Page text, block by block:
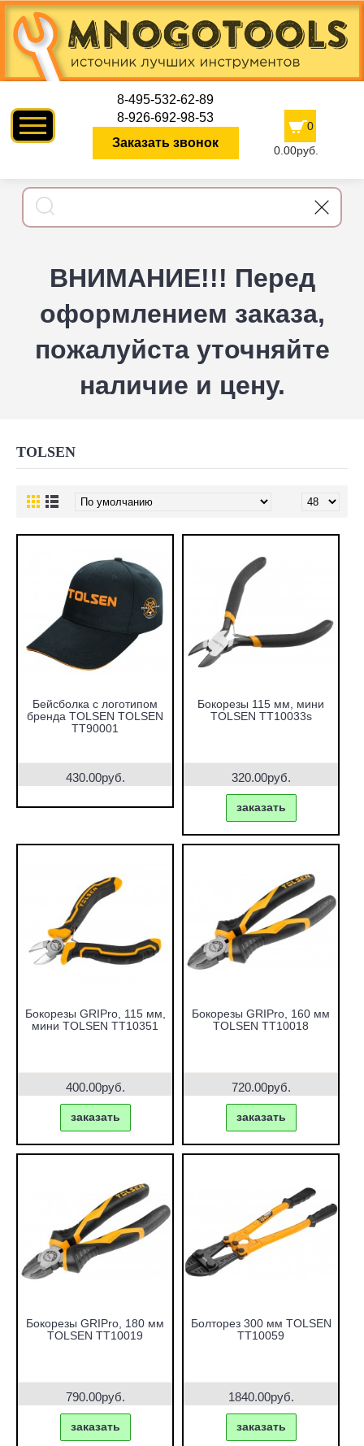
8-495-532-62-89
8-926-692-98-53
Заказать звонок
0
0.00руб.
ВНИМАНИЕ!!! Перед
оформлением заказа,
пожалуйста уточняйте
наличие и цену.
TOLSEN
Бейсболка с логотипом
бренда TOLSEN TOLSEN
TT90001
430.00руб.
Бокорезы 115 мм, мини
TOLSEN TT10033s
320.00руб.
заказать
Бокорезы GRIPro, 115 мм,
мини TOLSEN TT10351
400.00руб.
заказать
Бокорезы GRIPro, 160 мм
TOLSEN TT10018
720.00руб.
заказать
Бокорезы GRIPro, 180 мм
TOLSEN TT10019
790.00руб.
заказать
Болторез 300 мм TOLSEN
TT10059
1840.00руб.
заказать